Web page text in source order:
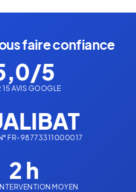
faire confiance
5
15 AVIS GOOGLE
FR-98773311000017
2 h
MOYEN